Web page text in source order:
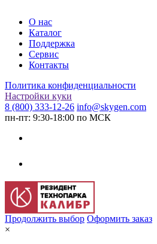
О нас
Каталог
Поддержка
Сервис
Контакты
Политика конфиденциальности
Настройки куки
8 (800) 333-12-26 info@skygen.com
пн-пт: 9:30-18:00 по МСК
Продолжить выбор Оформить заказ
×